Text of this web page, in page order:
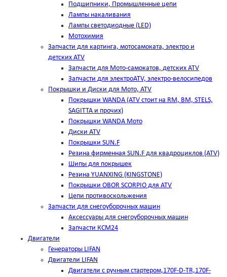
Подшипники, Промышленные цепи
Лампы накаливания
Лампы светодиодные (LED)
Мотохимия
Запчасти для картинга, мотосамоката, электро и
детских ATV
Запчасти для Мото-самокатов, детских ATV
Запчасти для электроATV, электро-велосипедов
Покрышки и Диски для Мото, ATV
Покрышки WANDA (АТV стоит на RM, BM, STELS,
SAGITTA и прочих)
Покрышки WANDA Мото
Диски ATV
Покрышки SUN.F
Резина фирменная SUN.F для квадроциклов (АТV)
Шипы для покрышек
Резина YUANXING (KINGSTONE)
Покрышки OBOR SCORPIO для ATV
Цепи противоскольжения
Запчасти для снегоуборочных машин
Аксессуары для снегоуборочных машин
Запчасти КСМ24
Двигатели
Генераторы LIFAN
Двигатели LIFAN
Двигатели с ручным стартером,170F-D-TR,170F-